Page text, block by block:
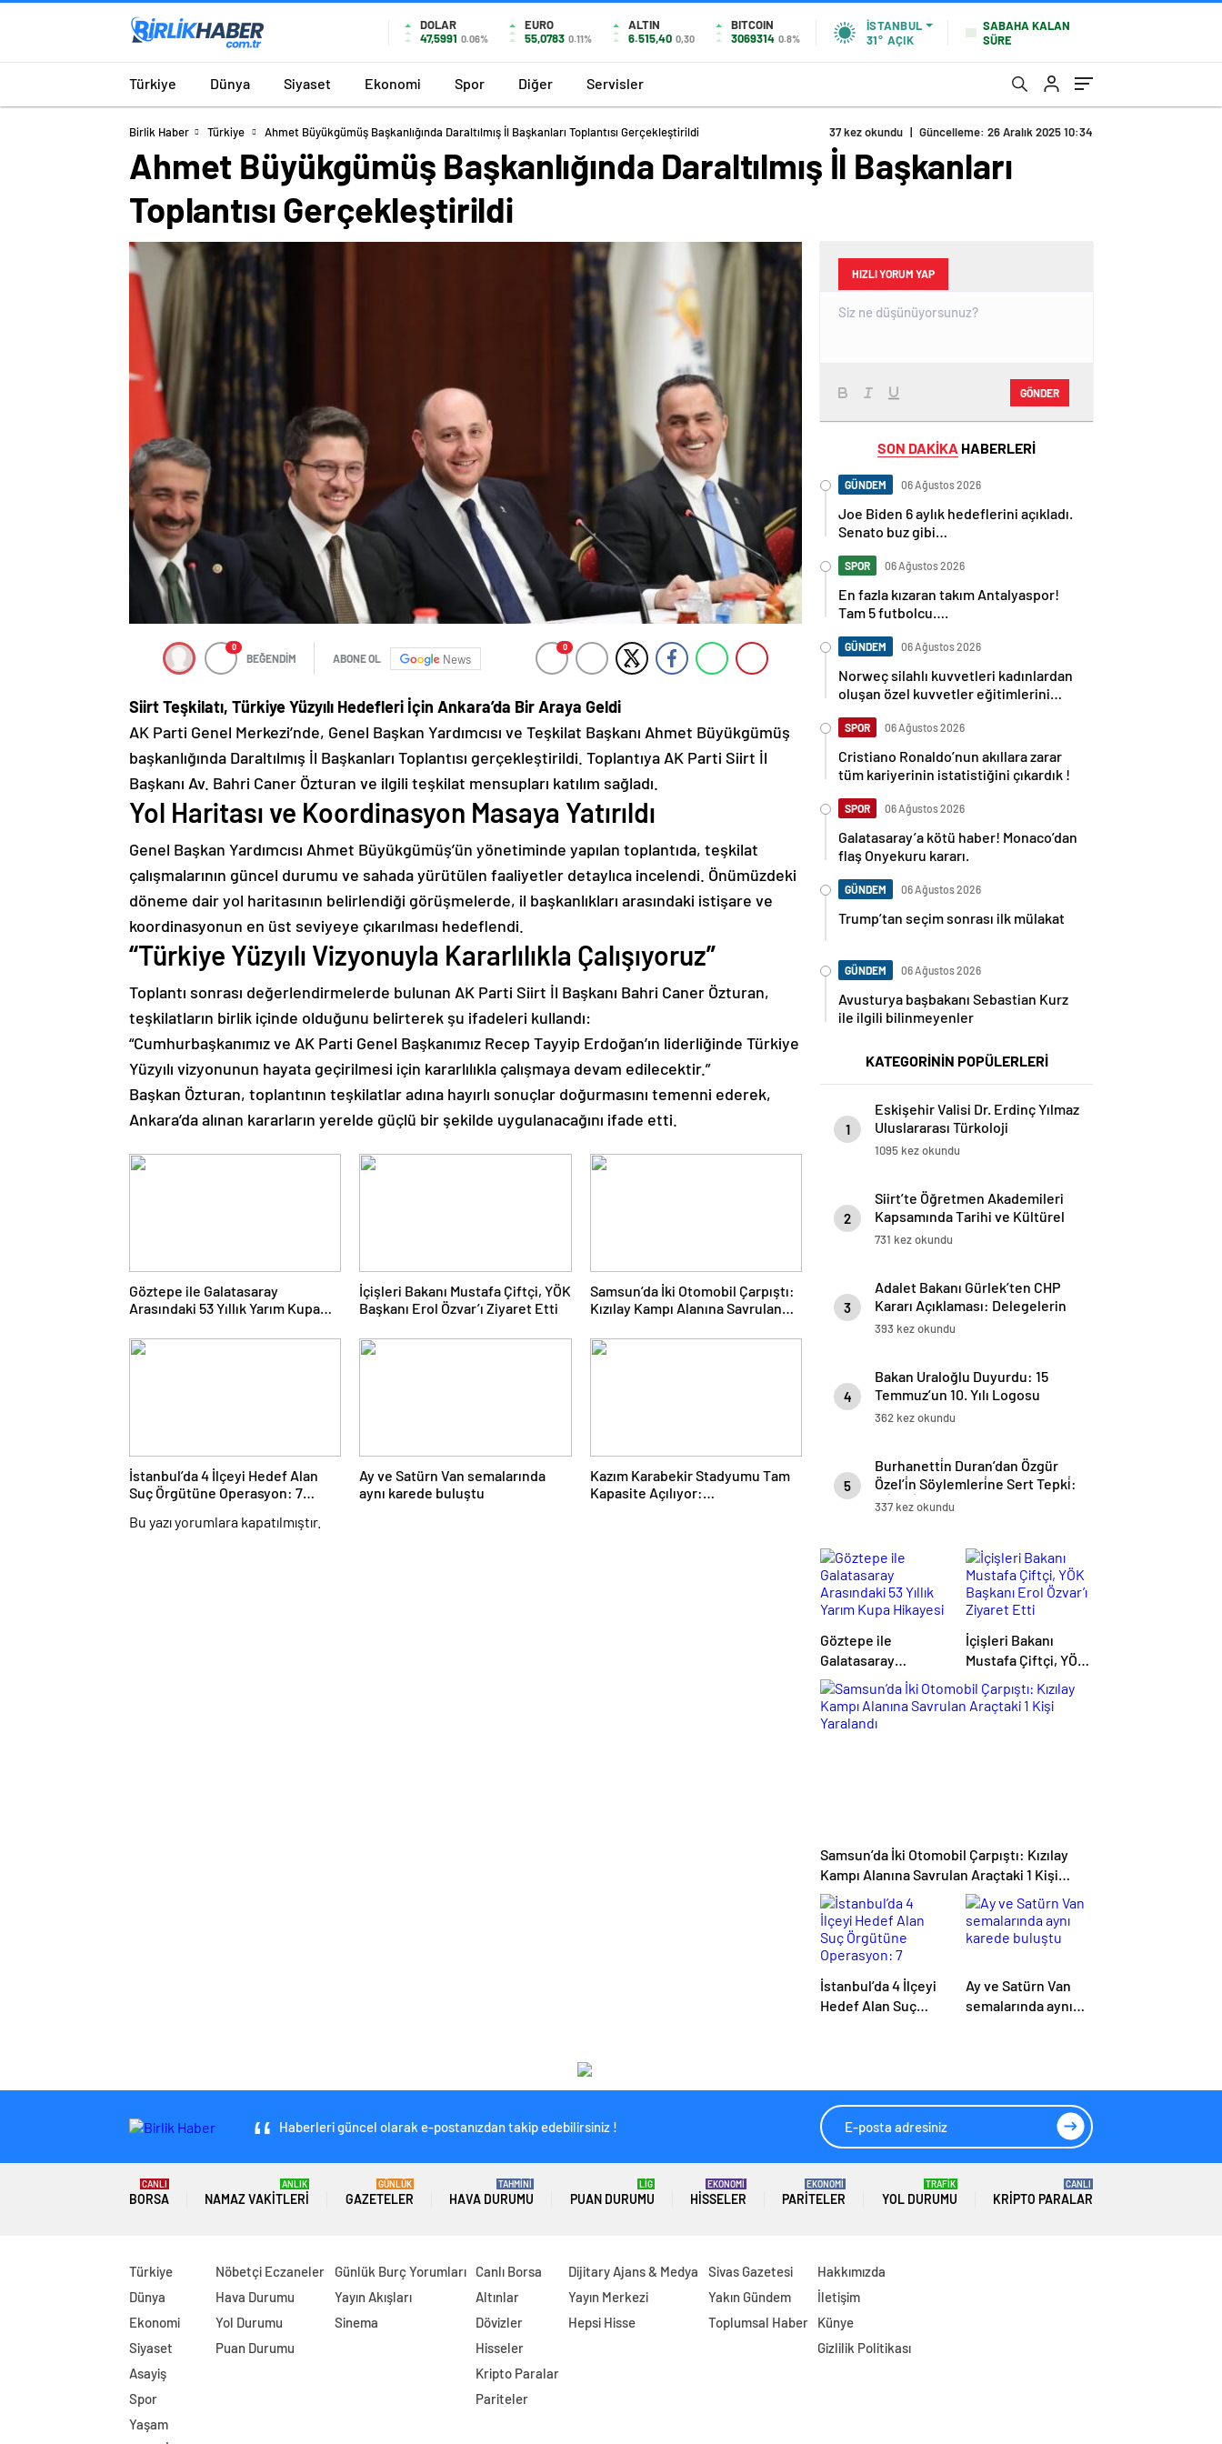
DOLAR
47,5991 0.06%
EURO
55,0783 0.11%
ALTIN
6.515,40 0,30
BITCOIN
3069314 0.8%
İSTANBUL
31° AÇIK
SABAHA KALAN
SÜRE
Türkiye Dünya Siyaset Ekonomi Spor Diğer Servisler
Birlik Haber Türkiye Ahmet Büyükgümüş Başkanlığında Daraltılmış İl Başkanları Toplantısı Gerçekleştirildi 37 kez okundu | Güncelleme: 26 Aralık 2025 10:34
Ahmet Büyükgümüş Başkanlığında Daraltılmış İl Başkanları
Toplantısı Gerçekleştirildi
0
BEĞENDİM ABONE OL News
0
Siirt Teşkilatı, Türkiye Yüzyılı Hedefleri İçin Ankara’da Bir Araya Geldi
AK Parti Genel Merkezi’nde, Genel Başkan Yardımcısı ve Teşkilat Başkanı Ahmet Büyükgümüş
başkanlığında Daraltılmış İl Başkanları Toplantısı gerçekleştirildi. Toplantıya AK Parti Siirt İl
Başkanı Av. Bahri Caner Özturan ve ilgili teşkilat mensupları katılım sağladı.
Yol Haritası ve Koordinasyon Masaya Yatırıldı
Genel Başkan Yardımcısı Ahmet Büyükgümüş’ün yönetiminde yapılan toplantıda, teşkilat
çalışmalarının güncel durumu ve sahada yürütülen faaliyetler detaylıca incelendi. Önümüzdeki
döneme dair yol haritasının belirlendiği görüşmelerde, il başkanlıkları arasındaki istişare ve
koordinasyonun en üst seviyeye çıkarılması hedeflendi.
“Türkiye Yüzyılı Vizyonuyla Kararlılıkla Çalışıyoruz”
Toplantı sonrası değerlendirmelerde bulunan AK Parti Siirt İl Başkanı Bahri Caner Özturan,
teşkilatların birlik içinde olduğunu belirterek şu ifadeleri kullandı:
“Cumhurbaşkanımız ve AK Parti Genel Başkanımız Recep Tayyip Erdoğan’ın liderliğinde Türkiye
Yüzyılı vizyonunun hayata geçirilmesi için kararlılıkla çalışmaya devam edilecektir.”
Başkan Özturan, toplantının teşkilatlar adına hayırlı sonuçlar doğurmasını temenni ederek,
Ankara’da alınan kararların yerelde güçlü bir şekilde uygulanacağını ifade etti.
Göztepe ile Galatasaray
Arasındaki 53 Yıllık Yarım Kupa
İçişleri Bakanı Mustafa Çiftçi, YÖK
Başkanı Erol Özvar’ı Ziyaret Etti
Samsun’da İki Otomobil Çarpıştı:
Kızılay Kampı Alanına Savrulan
İstanbul’da 4 İlçeyi Hedef Alan
Suç Örgütüne Operasyon: 7
Ay ve Satürn Van semalarında
aynı karede buluştu
Kazım Karabekir Stadyumu Tam
Kapasite Açılıyor:
Bu yazı yorumlara kapatılmıştır.
HIZLI YORUM YAP
GÖNDER
SON DAKİKA HABERLERİ
GÜNDEM 06 Ağustos 2026
Joe Biden 6 aylık hedeflerini açıkladı.
Senato buz gibi…
SPOR 06 Ağustos 2026
En fazla kızaran takım Antalyaspor!
Tam 5 futbolcu….
GÜNDEM 06 Ağustos 2026
Norweç silahlı kuvvetleri kadınlardan
oluşan özel kuvvetler eğitimlerini
SPOR 06 Ağustos 2026
Cristiano Ronaldo’nun akıllara zarar
tüm kariyerinin istatistiğini çıkardık !
SPOR 06 Ağustos 2026
Galatasaray’a kötü haber! Monaco’dan
flaş Onyekuru kararı.
GÜNDEM 06 Ağustos 2026
Trump’tan seçim sonrası ilk mülakat
GÜNDEM 06 Ağustos 2026
Avusturya başbakanı Sebastian Kurz
ile ilgili bilinmeyenler
KATEGORİNİN POPÜLERLERİ
1
Eskişehir Valisi Dr. Erdinç Yılmaz
Uluslararası Türkoloji
Öğrencileriyle Bir Araya Geldi
1095 kez okundu
2
Siirt’te Öğretmen Akademileri
Kapsamında Tarihi ve Kültürel
Miras Gezisi Düzenlendi
731 kez okundu
3
Adalet Bakanı Gürlek’ten CHP
Kararı Açıklaması: Delegelerin
Ve Üyenin İradesinin Menfaat Ve
393 kez okundu
4
Bakan Uraloğlu Duyurdu: 15
Temmuz’un 10. Yılı Logosu
Yüksek Hızlı Trenlerde Yer
362 kez okundu
5
Burhanetti̇n Duran’dan Özgür
Özel’i̇n Söylemleri̇ne Sert Tepki̇:
“Si̇yasi̇ Nezaket Ve Gerçeklik
337 kez okundu
Göztepe ile
Galatasaray
Arasındaki 53 Yıllık
Yarım Kupa Hikayesi
İçişleri Bakanı
Mustafa Çiftçi, YÖK
Başkanı Erol Özvar’ı
Ziyaret Etti
Samsun’da İki Otomobil Çarpıştı: Kızılay
Kampı Alanına Savrulan Araçtaki 1 Kişi
Yaralandı
İstanbul’da 4 İlçeyi
Hedef Alan Suç
Ay ve Satürn Van
semalarında aynı
Haberleri güncel olarak e-postanızdan takip edebilirsiniz !
BORSA
CANLI
NAMAZ VAKITLERI
ANLIK
GAZETELER
GÜNLÜK
HAVA DURUMU
TAHMİNİ
PUAN DURUMU
LİG
HISSELER
EKONOMİ
PARITELER
EKONOMİ
YOL DURUMU
TRAFİK
KRIPTO PARALAR
CANLI
Türkiye
Dünya
Ekonomi
Siyaset
Asayiş
Spor
Yaşam
Nöbetçi Eczaneler
Hava Durumu
Yol Durumu
Puan Durumu
Günlük Burç Yorumları
Yayın Akışları
Sinema
Canlı Borsa
Altınlar
Dövizler
Hisseler
Kripto Paralar
Pariteler
Dijitary Ajans & Medya
Yayın Merkezi
Hepsi Hisse
Sivas Gazetesi
Yakın Gündem
Toplumsal Haber
Hakkımızda
İletişim
Künye
Gizlilik Politikası